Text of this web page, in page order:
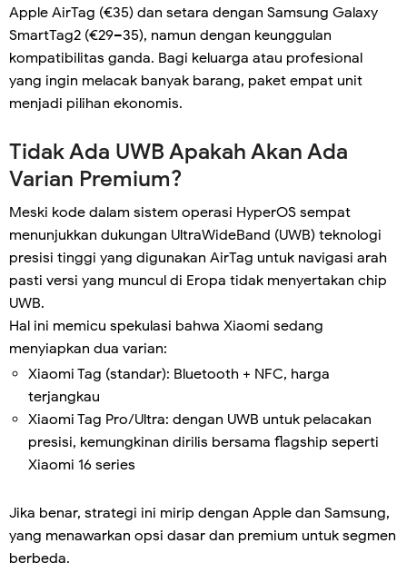
Apple AirTag (€35) dan setara dengan Samsung Galaxy
SmartTag2 (€29–35), namun dengan keunggulan
kompatibilitas ganda. Bagi keluarga atau profesional
yang ingin melacak banyak barang, paket empat unit
menjadi pilihan ekonomis.
Tidak Ada UWB Apakah Akan Ada
Varian Premium?
Meski kode dalam sistem operasi HyperOS sempat
menunjukkan dukungan UltraWideBand (UWB) teknologi
presisi tinggi yang digunakan AirTag untuk navigasi arah
pasti versi yang muncul di Eropa tidak menyertakan chip
UWB.
Hal ini memicu spekulasi bahwa Xiaomi sedang
menyiapkan dua varian:
Xiaomi Tag (standar): Bluetooth + NFC, harga
terjangkau
Xiaomi Tag Pro/Ultra: dengan UWB untuk pelacakan
presisi, kemungkinan dirilis bersama flagship seperti
Xiaomi 16 series
Jika benar, strategi ini mirip dengan Apple dan Samsung,
yang menawarkan opsi dasar dan premium untuk segmen
berbeda.